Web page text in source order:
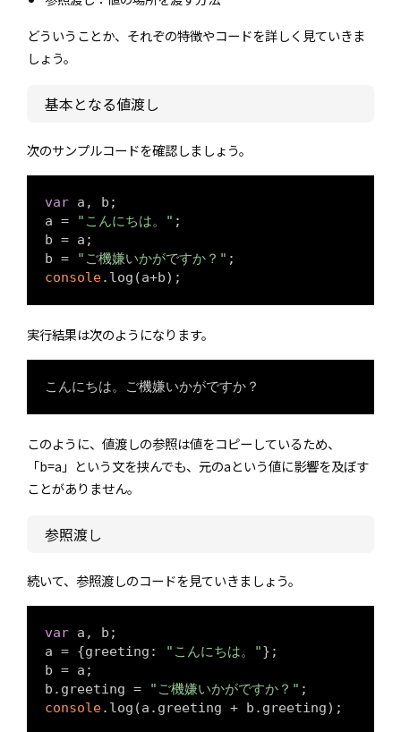
どういうことか、それぞの特徴やコードを詳しく見ていきま
しょう。
基本となる値渡し
次のサンプルコードを確認しましょう。
var a, b;
a =
"こんにちは。" ;
b = a;
b =
"ご機嫌いかがですか？"
console.log(a+b);
実行結果は次のようになります。
こんにちは。ご機嫌いかがですか？
このように、値渡しの参照は値をコピーしているため、
「b=a」という文を挟んでも、元のaという値に影響を及ぼす
ことがありません。
参照渡し
続いて、参照渡しのコードを見ていきましょう。
var a, b;
a = {greeting : "こんにちは。"};
b = a;
b.greeting =
"ご機嫌いかがですか？"
console.log(a.greeting + b.greeting);